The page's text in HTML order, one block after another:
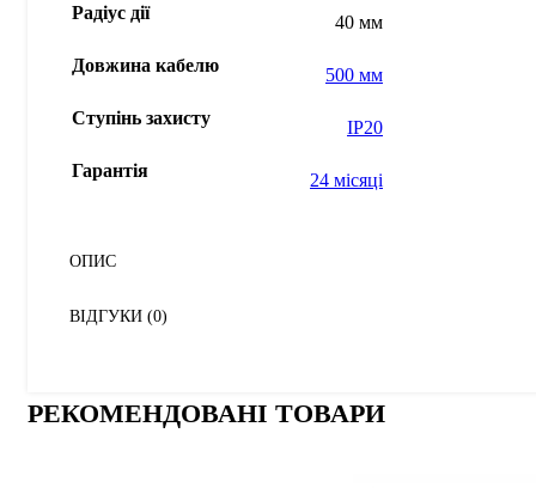
Радіус дії 40 мм
Довжина кабелю 500 мм
Ступінь захисту IP20
Гарантія 24 місяці
ОПИС
ВІДГУКИ (0)
РЕКОМЕНДОВАНІ ТОВАРИ